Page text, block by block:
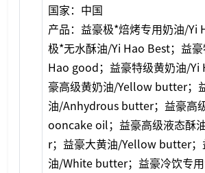
国家：中国
产品：益豪极*焙烤专用奶油/Yi
极*无水酥油/Yi Hao Best；益
Hao good；益豪特级黄奶油/Yi
豪高级黄奶油/Yellow butter；
油/Anhydrous butter；益豪高
ooncake oil；益豪高级液态酥
r；益豪大黄油/Yellow butter；
油/White butter；益豪冷饮专